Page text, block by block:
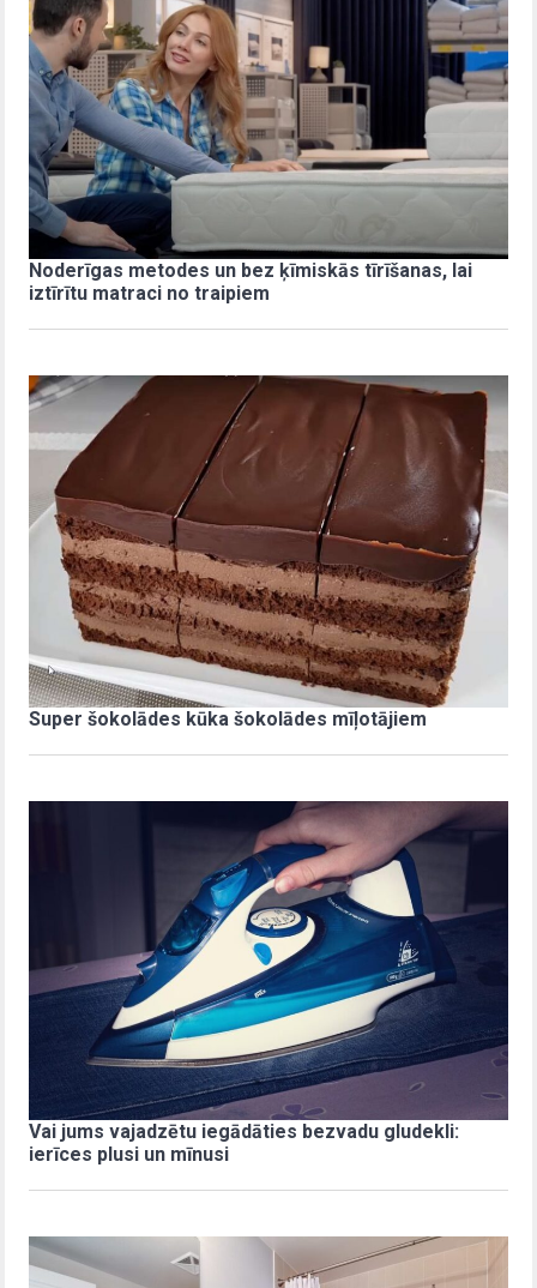
Noderīgas metodes un bez ķīmiskās tīrīšanas, lai
iztīrītu matraci no traipiem
Super šokolādes kūka šokolādes mīļotājiem
Vai jums vajadzētu iegādāties bezvadu gludekli:
ierīces plusi un mīnusi